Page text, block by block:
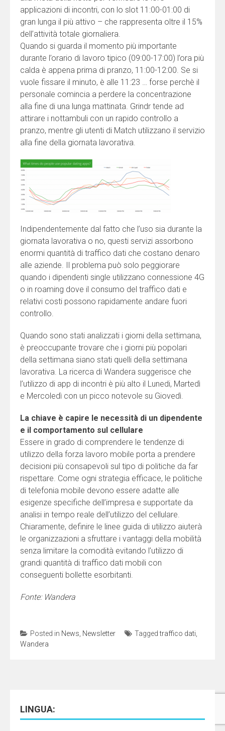
applicazioni di incontri, con lo slot 11:00-01:00 di
gran lunga il più attivo – che rappresenta oltre il 15%
dell’attività totale giornaliera.
Quando si guarda il momento più importante
durante l’orario di lavoro tipico (09:00-17:00) l’ora più
calda è appena prima di pranzo, 11:00-12:00. Se si
vuole fissare il minuto, è alle 11:23 … forse perchè il
personale comincia a perdere la concentrazione
alla fine di una lunga mattinata. Grindr tende ad
attirare i nottambuli con un rapido controllo a
pranzo, mentre gli utenti di Match utilizzano il servizio
alla fine della giornata lavorativa.
Indipendentemente dal fatto che l’uso sia durante la
giornata lavorativa o no, questi servizi assorbono
enormi quantità di traffico dati che costano denaro
alle aziende. Il problema può solo peggiorare
quando i dipendenti single utilizzano connessione 4G
o in roaming dove il consumo del traffico dati e
relativi costi possono rapidamente andare fuori
controllo.
Quando sono stati analizzati i giorni della settimana,
è preoccupante trovare che i giorni più popolari
della settimana siano stati quelli della settimana
lavorativa. La ricerca di Wandera suggerisce che
l’utilizzo di app di incontri è più alto il Lunedi, Martedì
e Mercoledì con un picco notevole su Giovedì.
La chiave è capire le necessità di un dipendente
e il comportamento sul cellulare
Essere in grado di comprendere le tendenze di
utilizzo della forza lavoro mobile porta a prendere
decisioni più consapevoli sul tipo di politiche da far
rispettare. Come ogni strategia efficace, le politiche
di telefonia mobile devono essere adatte alle
esigenze specifiche dell’impresa e supportate da
analisi in tempo reale dell’utilizzo del cellulare.
Chiaramente, definire le linee guida di utilizzo aiuterà
le organizzazioni a sfruttare i vantaggi della mobilità
senza limitare la comodità evitando l’utilizzo di
grandi quantità di traffico dati mobili con
conseguenti bollette esorbitanti.
Fonte: Wandera
Posted in News Newsletter Taggedtraffico dati
Wandera
LINGUA: